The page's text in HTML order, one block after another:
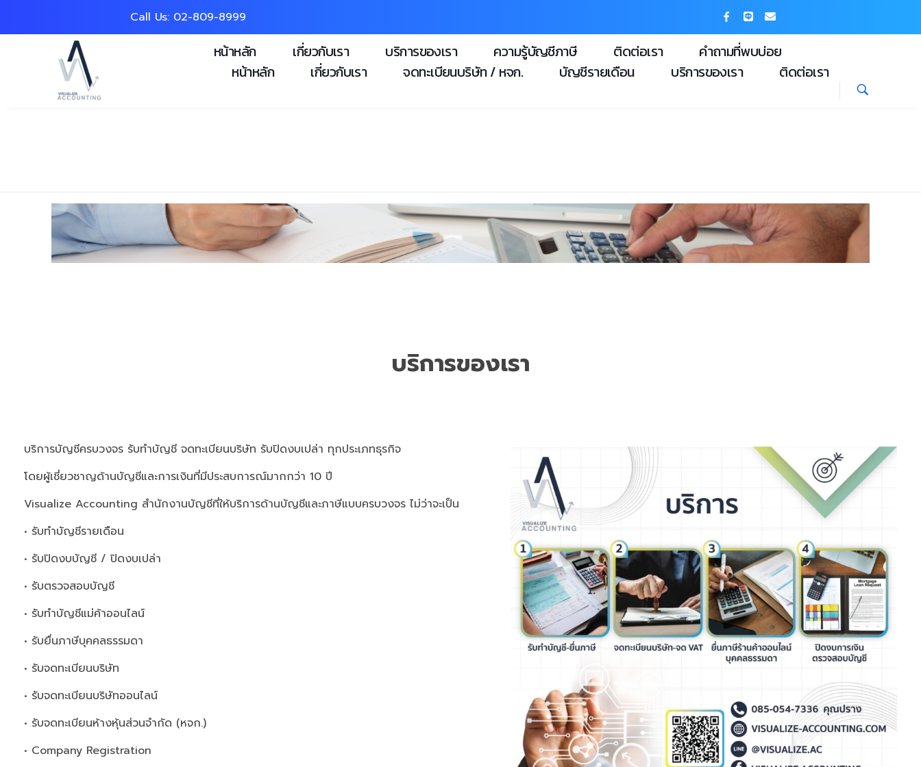
Call Us: 02-809-8999
หน้าหลัก เกี่ยวกับเรา บริการของเรา ความรู้บัญชีภาษี ติดต่อเรา
คำถามที่พบบ่อย
หน้าหลัก
เกี่ยวกับเรา จดทะเบียนบริษัท / หจก. บัญชีรายเดือน บริการของเรา ติดต่อเรา
บริการของเรา
บริการบัญชีครบวงจร รับทำบัญชี จดทะเบียนบริษัท รับปิดงบเปล่า ทุกประเภทธุรกิจ
โดยผู้เชี่ยวชาญด้านบัญชีและการเงินที่มีประสบการณ์มากกว่า 10 ปี
Visualize Accounting สำนักงานบัญชีที่ให้บริการด้านบัญชีและภาษีแบบครบวงจร ไม่ว่าจะเป็น
• รับทำบัญชีรายเดือน
• รับปิดงบบัญชี / ปิดงบเปล่า
• รับตรวจสอบบัญชี
• รับทำบัญชีแม่ค้าออนไลน์
• รับยื่นภาษีบุคคลธรรมดา
• รับจดทะเบียนบริษัท
• รับจดทะเบียนบริษัทออนไลน์
• รับจดทะเบียนห้างหุ้นส่วนจำกัด (หจก.)
• Company Registration